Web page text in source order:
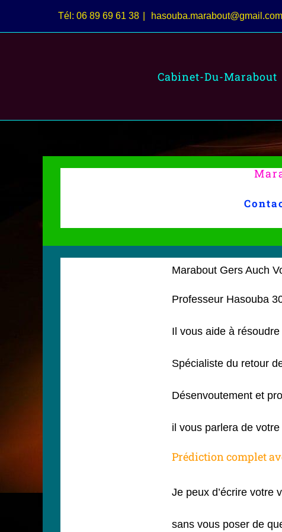
au
Tél: 06 89 69 61 38 hasouba.marabout@gmail.com
Cabinet-Du-Marabout
Marabout Gers Auch
Professeur Hasouba
Il vous aide à
Spécialiste du retour
Désenvoutement et
il vous parlera de
Prédiction complet
Je peux d’écrire votre
sans vous poser de